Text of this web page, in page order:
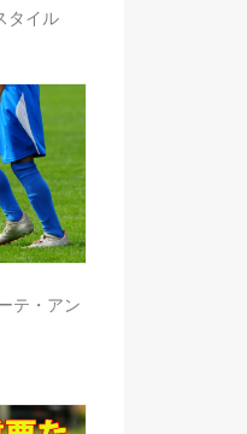
タイル
テ・アン